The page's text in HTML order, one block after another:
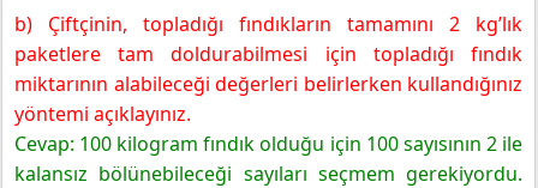
b) Çiftçinin, topladığı fındıkların tamamını 2 kg’lık
paketlere tam doldurabilmesi için topladığı fındık
miktarının alabileceği değerleri belirlerken kullandığınız
yöntemi açıklayınız.
Cevap: 100 kilogram fındık olduğu için 100 sayısının 2 ile
kalansız bölünebileceği sayıları seçmem gerekiyordu.